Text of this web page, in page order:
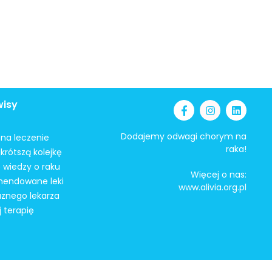
leczenie
kolejkę
o raku
leki
lekarza
terapię
Dodajemy odwagi chorym na
raka!
Więcej o nas:
www.alivia.org.pl